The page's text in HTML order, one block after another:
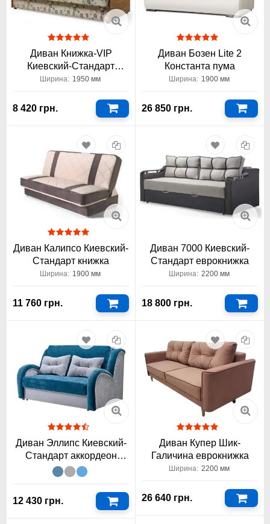
Диван Книжка-VIP
Киевский-Стандарт
книжка
Ширина: 1950 мм
8 420 грн.
Диван Бозен Lite 2
Константа пума
Ширина: 1900 мм
26 850 грн.
Диван Калипсо Киевский-
Стандарт книжка
Ширина: 1900 мм
11 760 грн.
Диван 7000 Киевский-
Стандарт еврокнижка
Ширина: 2200 мм
18 800 грн.
Диван Эллипс Киевский-
Стандарт аккордеон
1200/1400х1900
12 430 грн.
Диван Купер Шик-
Галичина еврокнижка
Ширина: 2200 мм
26 640 грн.